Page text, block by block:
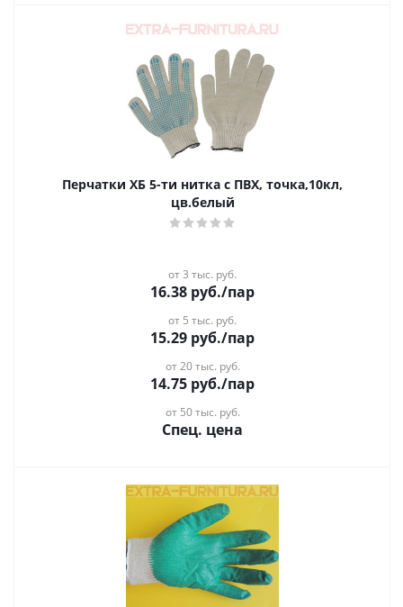
Перчатки ХБ 5-ти нитка с ПВХ, точка,10кл,
цв.белый
от 3 тыс. руб.
16.38 руб./пар
от 5 тыс. руб.
15.29 руб./пар
от 20 тыс. руб.
14.75 руб./пар
от 50 тыс. руб.
Спец. цена